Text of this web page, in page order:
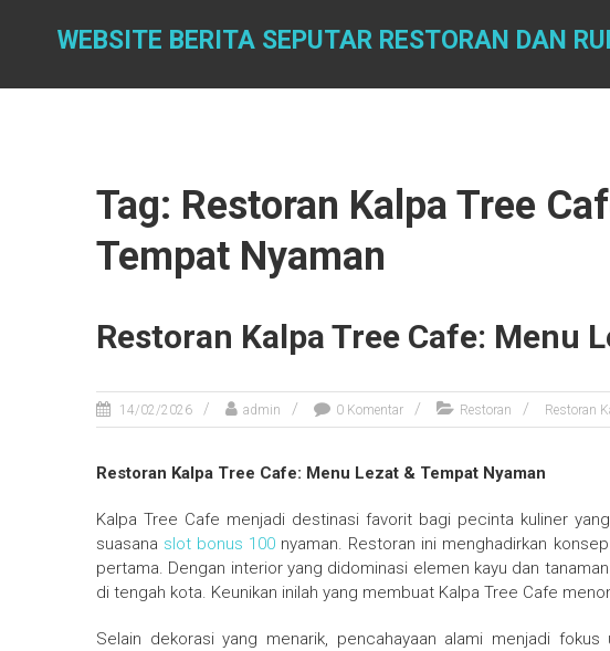
WEBSITE BERITA SEPUTAR RESTORAN DAN
Tag: Restoran Kalpa Tree
Tempat Nyaman
Restoran Kalpa Tree Cafe: Menu
14/02/2026 admin 0 Komentar Restoran Restoran
Restoran Kalpa Tree Cafe: Menu Lezat & Tempat Nyaman
Kalpa Tree Cafe menjadi destinasi favorit bagi pecinta kuliner
suasana slot bonus 100 nyaman. Restoran ini menghadirkan
pertama. Dengan interior yang didominasi elemen kayu dan
di tengah kota. Keunikan inilah yang membuat Kalpa Tree Cafe
Selain dekorasi yang menarik, pencahayaan alami menjadi